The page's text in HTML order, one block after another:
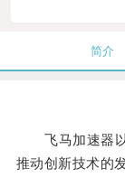
简介
飞马加速器以
推动创新技术的